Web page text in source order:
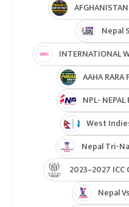
Nepal
INTERNATIONAL
AAHA
NPL-
West
Nepal Tri-
2023–2027
Nepal